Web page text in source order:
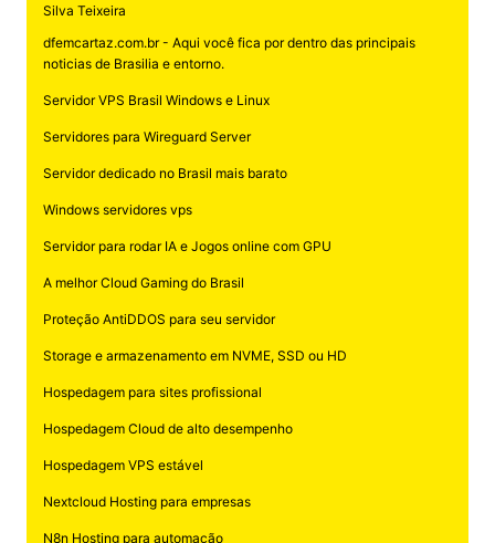
Silva Teixeira
dfemcartaz.com.br - Aqui você fica por dentro das principais
noticias de Brasilia e entorno.
Servidor VPS Brasil Windows e Linux
Servidores para Wireguard Server
Servidor dedicado no Brasil mais barato
Windows servidores vps
Servidor para rodar IA e Jogos online com GPU
A melhor Cloud Gaming do Brasil
Proteção AntiDDOS para seu servidor
Storage e armazenamento em NVME, SSD ou HD
Hospedagem para sites profissional
Hospedagem Cloud de alto desempenho
Hospedagem VPS estável
Nextcloud Hosting para empresas
N8n Hosting para automação